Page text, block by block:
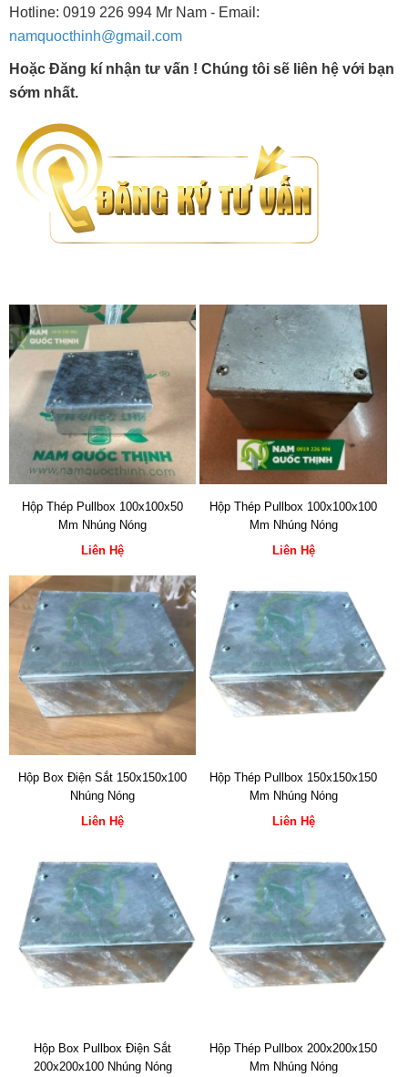
Hotline: 0919 226 994 Mr Nam - Email:
namquocthinh@gmail.com
Hoặc Đăng kí nhận tư vấn ! Chúng tôi sẽ liên hệ với bạn
sớm nhất.
Hộp Thép Pullbox 100x100x50
Mm Nhúng Nóng
Liên Hệ
Hộp Thép Pullbox 100x100x100
Mm Nhúng Nóng
Liên Hệ
Hộp Box Điện Sắt 150x150x100
Nhúng Nóng
Liên Hệ
Hộp Thép Pullbox 150x150x150
Mm Nhúng Nóng
Liên Hệ
Hộp Box Pullbox Điện Sắt
200x200x100 Nhúng Nóng
Hộp Thép Pullbox 200x200x150
Mm Nhúng Nóng